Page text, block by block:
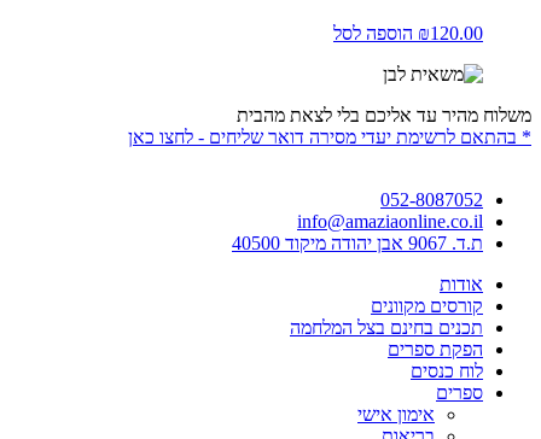
₪120.00 הוספה לסל
משלוח מהיר עד אליכם בלי לצאת מהבית
* בהתאם לרשימת יעדי מסירה דואר שליחים - לחצו כאן
052-8087052
info@amaziaonline.co.il
ת.ד. 9067 אבן יהודה מיקוד 40500
אודות
קורסים מקוונים
תכנים בחינם בצל המלחמה
הפקת ספרים
לוח כנסים
ספרים
אימון אישי